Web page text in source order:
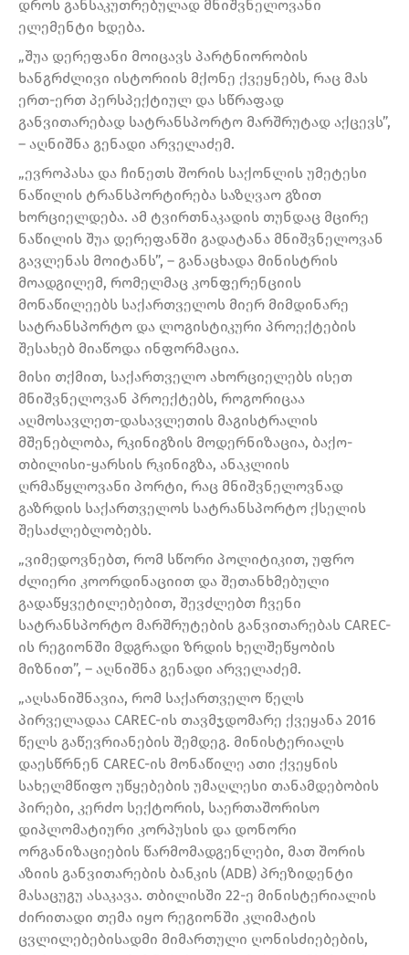
დროს განსაკუთრებულად მნიშვნელოვანი
ელემენტი ხდება.
„შუა დერეფანი მოიცავს პარტნიორობის
ხანგრძლივი ისტორიის მქონე ქვეყნებს, რაც მას
ერთ-ერთ პერსპექტიულ და სწრაფად
განვითარებად სატრანსპორტო მარშრუტად აქცევს”,
– აღნიშნა გენადი არველაძემ.
„ევროპასა და ჩინეთს შორის საქონლის უმეტესი
ნაწილის ტრანსპორტირება საზღვაო გზით
ხორციელდება. ამ ტვირთნაკადის თუნდაც მცირე
ნაწილის შუა დერეფანში გადატანა მნიშვნელოვან
გავლენას მოიტანს”, – განაცხადა მინისტრის
მოადგილემ, რომელმაც კონფერენციის
მონაწილეებს საქართველოს მიერ მიმდინარე
სატრანსპორტო და ლოგისტიკური პროექტების
შესახებ მიაწოდა ინფორმაცია.
მისი თქმით, საქართველო ახორციელებს ისეთ
მნიშვნელოვან პროექტებს, როგორიცაა
აღმოსავლეთ-დასავლეთის მაგისტრალის
მშენებლობა, რკინიგზის მოდერნიზაცია, ბაქო-
თბილისი-ყარსის რკინიგზა, ანაკლიის
ღრმაწყლოვანი პორტი, რაც მნიშვნელოვნად
გაზრდის საქართველოს სატრანსპორტო ქსელის
შესაძლებლობებს.
„ვიმედოვნებთ, რომ სწორი პოლიტიკით, უფრო
ძლიერი კოორდინაციით და შეთანხმებული
გადაწყვეტილებებით, შევძლებთ ჩვენი
სატრანსპორტო მარშრუტების განვითარებას CAREC-
ის რეგიონში მდგრადი ზრდის ხელშეწყობის
მიზნით”, – აღნიშნა გენადი არველაძემ.
„აღსანიშნავია, რომ საქართველო წელს
პირველადაა CAREC-ის თავმჯდომარე ქვეყანა 2016
წელს გაწევრიანების შემდეგ. მინისტერიალს
დაესწრნენ CAREC-ის მონაწილე ათი ქვეყნის
სახელმწიფო უწყებების უმაღლესი თანამდებობის
პირები, კერძო სექტორის, საერთაშორისო
დიპლომატიური კორპუსის და დონორი
ორგანიზაციების წარმომადგენლები, მათ შორის
აზიის განვითარების ბანკის (ADB) პრეზიდენტი
მასაცუგუ ასაკავა. თბილისში 22-ე მინისტერიალის
ძირითადი თემა იყო რეგიონში კლიმატის
ცვლილებებისადმი მიმართული ღონისძიებების,